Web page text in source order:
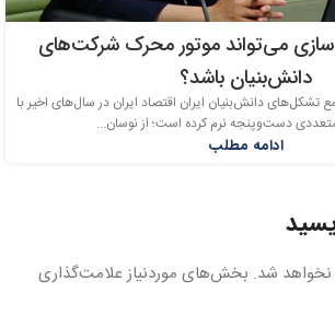
می‌تواند موتور محرک شرکت‌های
دانش‌بنیان باشد؟
تشکل‌های دانش‌بنیان ایران اقتصاد ایران در سال‌های اخیر با
دست‌وپنجه نرم کرده است؛ از نوسان...
ادامه مطلب
نخواهد شد. بخش‌های موردنیاز علامت‌گذاری